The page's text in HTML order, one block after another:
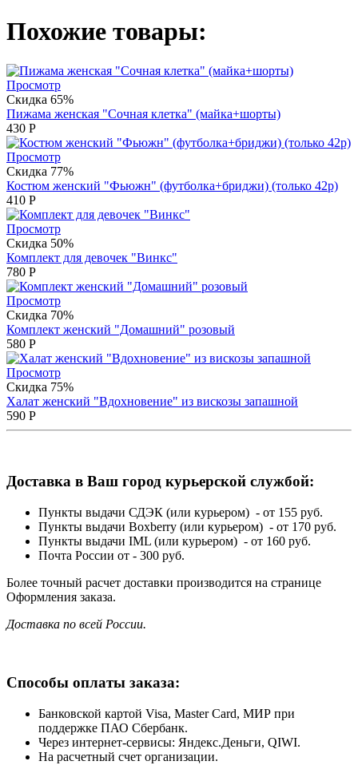
Похожие товары:
Просмотр
Скидка 65%
Пижама женская "Сочная клетка" (майка+шорты)
430 Р
Просмотр
Скидка 77%
Костюм женский "Фьюжн" (футболка+бриджи) (только 42р)
410 Р
Просмотр
Скидка 50%
Комплект для девочек "Винкс"
780 Р
Просмотр
Скидка 70%
Комплект женский "Домашний" розовый
580 Р
Просмотр
Скидка 75%
Халат женский "Вдохновение" из вискозы запашной
590 Р
Доставка в Ваш город курьерской службой:
Пункты выдачи СДЭК (или курьером) - от 155 руб.
Пункты выдачи Boxberry (или курьером) - от 170 руб.
Пункты выдачи IML (или курьером) - от 160 руб.
Почта России от - 300 руб.
Более точный расчет доставки производится на странице
Оформления заказа.
Доставка по всей России.
Способы оплаты заказа:
Банковской картой Visa, Master Card, МИР при
поддержке ПАО Сбербанк.
Через интернет-сервисы: Яндекс.Деньги, QIWI.
На расчетный счет организации.